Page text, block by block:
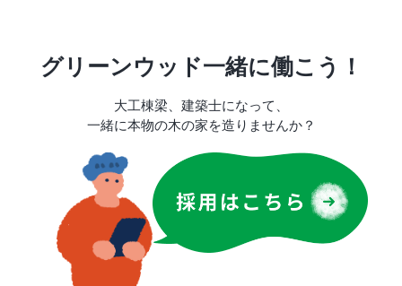
グリーンウッド一緒に働こう！
大工棟梁、建築士になって、
一緒に本物の木の家を造りませんか？